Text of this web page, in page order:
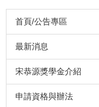
首頁/公告專區
最新消息
宋恭源獎學金介紹
申請資格與辦法